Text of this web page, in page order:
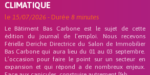
CLIMATIQUE
le 15/07/2026 - Durée 8 minutes
Le Bâtiment Bas Carbone est le sujet de cette
édition du journal de l’emploi. Nous recevons
Férielle Deriche Directrice du Salon de Immobilier
Bas Carbone qui aura lieu du 01 au 03 septembre.
L’occasion pour faire le point sur un secteur en
expansion et qui répond a de nombreux enjeux.